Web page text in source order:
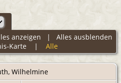
anzeigen | Alles ausblenden
Karte | Alle
, Wilhelmine